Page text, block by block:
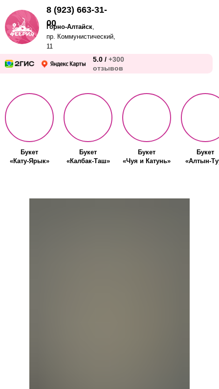
5.0 / +300
отзывов
Горно-Алтайск,
пр. Коммунистический,
11
8 (923) 663-31-
00
Букет
«Кату-Ярык»
Букет
«Калбак-Таш»
Букет
«Чуя и Катунь»
Букет
«Алтын-